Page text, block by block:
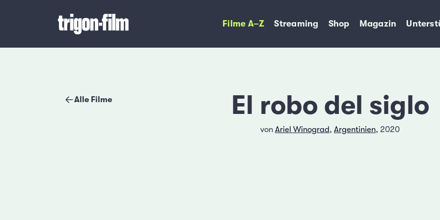
Filme A–Z Streaming Shop Magazin
Alle Filme El robo del siglo
von Ariel Winograd, Argentinien, 2020